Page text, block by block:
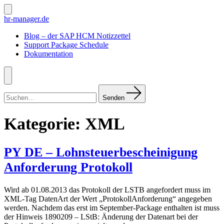
Zum
Inhalt
Suche
ein-/ausblenden
hr-manager.de
Blog – der SAP HCM Notizzettel
Support Package Schedule
Dokumentation
Menü
nach:
Senden
Kategorie: XML
PY DE – Lohnsteuerbescheinigung
Anforderung Protokoll
Wird ab 01.08.2013 das Protokoll der LSTB angefordert muss im
XML-Tag DatenArt der Wert „ProtokollAnforderung“ angegeben
werden. Nachdem das erst im September-Package enthalten ist muss
der Hinweis 1890209 – LStB: Änderung der Datenart bei der